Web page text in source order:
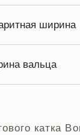
ширина
вальца
катка